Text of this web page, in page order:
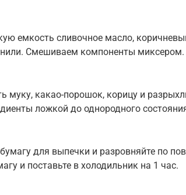
емкость сливочное масло,
Смешиваем компоненты миксером.
муку, какао-порошок, корицу и
ложкой до однородного
для выпечки и разровняйте по
и поставьте в холодильник на 1 час.